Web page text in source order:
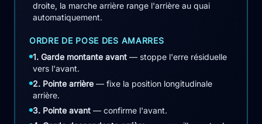
droite, la marche arrière range l'arrière au quai
automatiquement.
ORDRE DE POSE DES AMARRES
1. Garde montante avant — stoppe l'erre résiduelle
vers l'avant.
2. Pointe arrière — fixe la position longitudinale
arrière.
3. Pointe avant — confirme l'avant.